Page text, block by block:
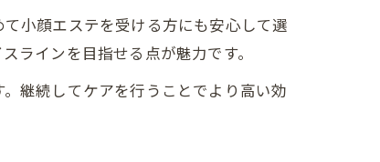
小顔エステを受ける方にも安心して選
ラインを目指せる点が魅力です。
継続してケアを行うことでより高い効